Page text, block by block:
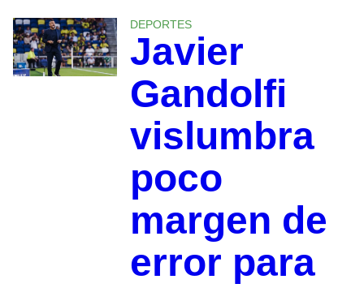
DEPORTES
Javier
Gandolfi
vislumbra
poco
margen de
error para